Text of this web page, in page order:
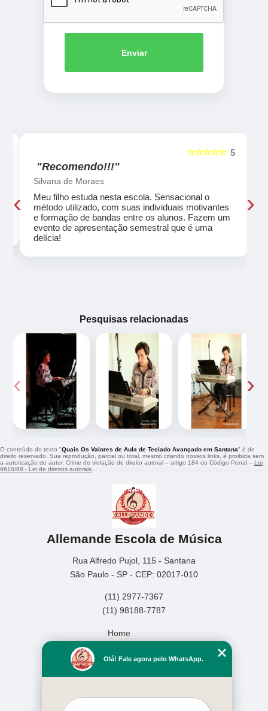
Enviar
5
☆☆☆☆☆
"Recomendo!!!"
Silvana de Moraes
Meu filho estuda nesta escola. Sensacional o
método utilizado, com suas individuais motivantes
e formação de bandas entre os alunos. Fazem um
evento de apresentação semestral que é uma
delícia!
‹ ›
Pesquisas relacionadas
‹ ›
O conteúdo do texto "Quais Os Valores de Aula de Teclado Avançado em Santana" é de
direito reservado. Sua reprodução, parcial ou total, mesmo citando nossos links, é proibida sem
a autorização do autor. Crime de violação de direito autoral – artigo 184 do Código Penal – Lei
9610/98 - Lei de direitos autorais
Allemande Escola de Música
Rua Alfredo Pujol, 115 - Santana
São Paulo - SP - CEP: 02017-010
(11) 2977-7367
(11) 98188-7787
Home
Missão
Olá! Fale agora pelo WhatsApp.